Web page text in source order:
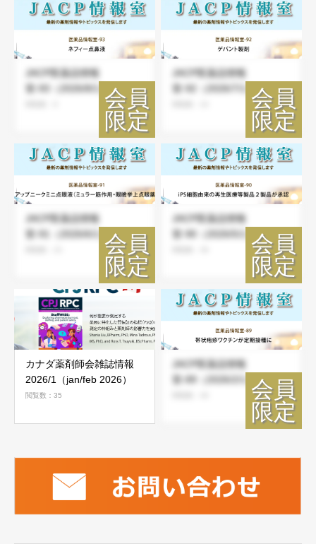
JACP医薬品情報
室-93（2026/8/1）
JACP医薬品情報
室-92（2026/7/1）
JACP医薬品情報
室-91（2026/6/1）
JACP医薬品情報
室-90（2026/5/1）
カナダ薬剤師会雑誌情報
2026/1（jan/feb 2026）
閲覧数：35
JACP医薬品情報
室-89（2026/2/1）